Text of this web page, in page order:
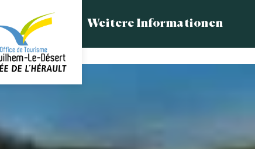
Weitere Informationen